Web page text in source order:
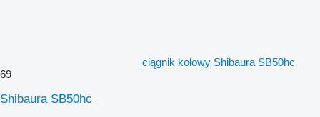
ciągnik kołowy Shibaura SB50hc
69
Shibaura SB50hc